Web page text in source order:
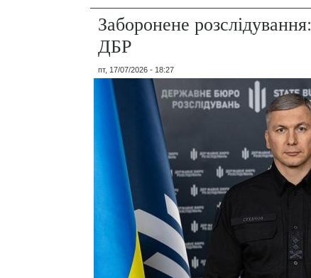
Заборонене
ДБР
пт, 17/07/2026 - 18:27